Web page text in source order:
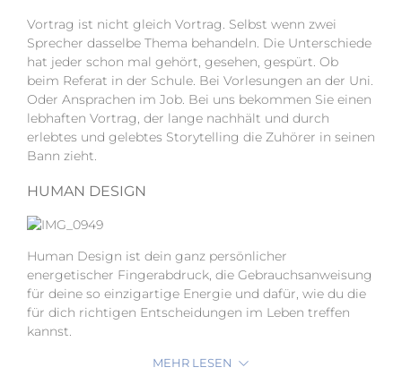
Vortrag ist nicht gleich Vortrag. Selbst wenn zwei
Sprecher dasselbe Thema behandeln. Die Unterschiede
hat jeder schon mal gehört, gesehen, gespürt. Ob
beim Referat in der Schule. Bei Vorlesungen an der Uni.
Oder Ansprachen im Job. Bei uns bekommen Sie einen
lebhaften Vortrag, der lange nachhält und durch
erlebtes und gelebtes Storytelling die Zuhörer in seinen
Bann zieht.
HUMAN DESIGN
Human Design ist dein ganz persönlicher
energetischer Fingerabdruck, die Gebrauchsanweisung
für deine so einzigartige Energie und dafür, wie du die
für dich richtigen Entscheidungen im Leben treffen
kannst.
MEHR LESEN